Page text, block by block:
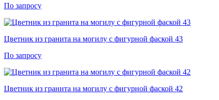
По запросу
Цветник из гранита на могилу с фигурной фаской 43
По запросу
Цветник из гранита на могилу с фигурной фаской 42